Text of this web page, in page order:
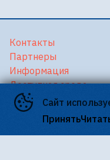
Сайт
Принять
Контакты
Партнеры
Информация
Доступная среда
Версия для